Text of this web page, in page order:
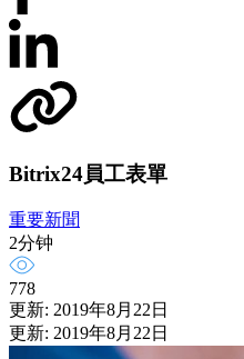
Bitrix24員工表單
重要新聞
2分钟
778
更新: 2019年8月22日
更新: 2019年8月22日